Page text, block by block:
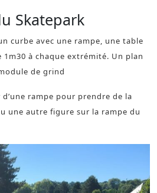
Skatepark
curbe avec une rampe, une table
1m30 à chaque extrémité. Un plan
de grind
rampe pour prendre de la
une autre figure sur la rampe du